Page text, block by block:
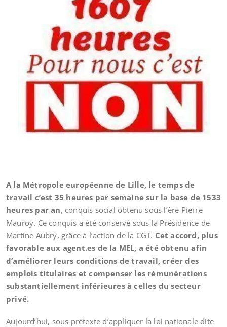
A la Métropole européenne de Lille, le temps de
travail c’est 35 heures par semaine sur la base de 1533
heures par an, conquis social obtenu sous l’ère Pierre
Mauroy. Ce conquis a été conservé sous la Présidence de
Martine Aubry, grâce à l’action de la CGT. Cet accord, plus
favorable aux agent.es de la MEL, a été obtenu afin
d’améliorer leurs conditions de travail, créer des
emplois titulaires et compenser les rémunérations
substantiellement inférieures à celles du secteur
privé.
Aujourd’hui, sous prétexte d’appliquer la loi nationale dite